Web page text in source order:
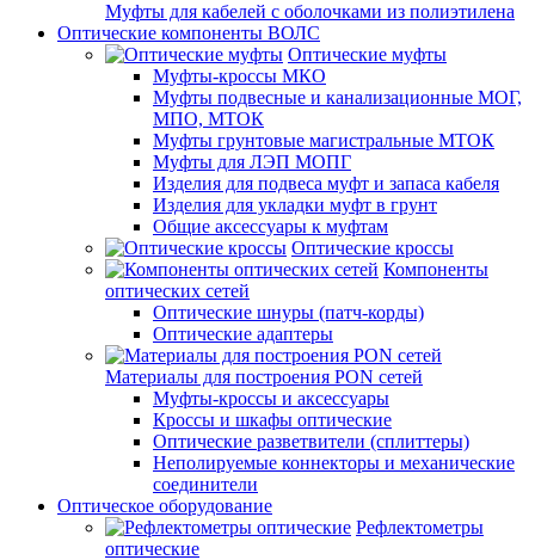
Муфты для кабелей с оболочками из полиэтилена
Оптические компоненты ВОЛС
Оптические муфты
Муфты-кроссы МКО
Муфты подвесные и канализационные МОГ,
МПО, МТОК
Муфты грунтовые магистральные МТОК
Муфты для ЛЭП МОПГ
Изделия для подвеса муфт и запаса кабеля
Изделия для укладки муфт в грунт
Общие аксессуары к муфтам
Оптические кроссы
Компоненты
оптических сетей
Оптические шнуры (патч-корды)
Оптические адаптеры
Материалы для построения PON сетей
Муфты-кроссы и аксессуары
Кроссы и шкафы оптические
Оптические разветвители (сплиттеры)
Неполируемые коннекторы и механические
соединители
Оптическое оборудование
Рефлектометры
оптические